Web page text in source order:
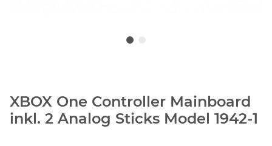
XBOX One Controller Mainboard
inkl. 2 Analog Sticks Model 1942-1